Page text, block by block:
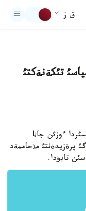
ق ز
تئكةنةكتئ
ءوزئن جاثا
پرةزيدةنتئ مذحاممةد
تابؤدا.